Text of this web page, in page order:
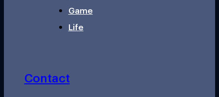
Game
Life
Contact